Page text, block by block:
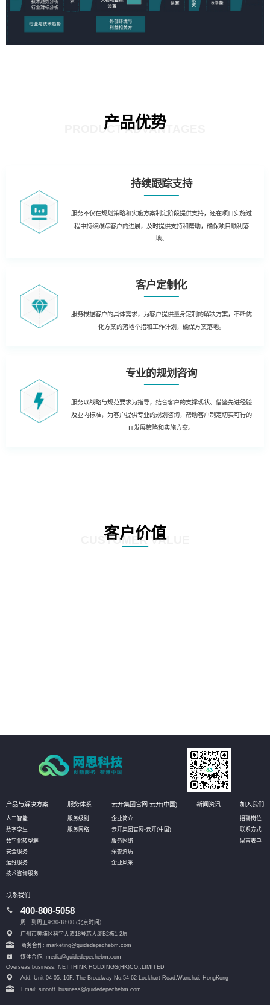
产品优势
PRODUCT ADVANTAGES
持续跟踪支持
服务不仅在规划策略和实施方案制定阶段提供支持，还在项目实施过
程中持续跟踪客户的进展，及时提供支持和帮助，确保项目顺利落
地。
客户定制化
服务根据客户的具体需求，为客户提供量身定制的解决方案，不断优
化方案的落地举措和工作计划，确保方案落地。
专业的规划咨询
服务以战略与规范要求为指导，结合客户的支撑现状、借鉴先进经验
及业内标准，为客户提供专业的规划咨询，帮助客户制定切实可行的
IT发展策略和实施方案。
客户价值
CUSTOMER VALUE
产品与解决方案
人工智能
数字孪生
数字化转型解
安全服务
运维服务
技术咨询服务
服务体系
服务级别
服务网络
云开集团官网-云开(中国)
企业简介
云开集团官网-云开(中国)
服务网络
荣誉资质
企业风采
新闻资讯 加入我们
招聘岗位
联系方式
留言表单
联系我们
400-808-5058
周一到周五9:30-18:00 (北京时间）
广州市黄埔区科学大道18号芯大厦B2栋1-2层
商务合作: marketing@guidedepechebm.com
媒体合作: media@guidedepechebm.com
Overseas business: NETTHINK HOLDINGS(HK)CO.,LIMITED
Add: Unit 04-05, 16F, The Broadway No.54-62 Lockhart Road, Wanchai, HongKong
Email: sinontt_business@guidedepechebm.com